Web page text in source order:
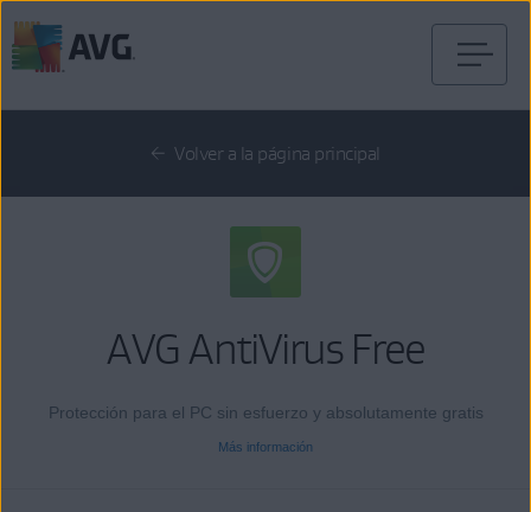
al
Volver a la página principal
AVG AntiVirus Free
Protección para el PC sin esfuerzo y absolutamente gratis
Más información